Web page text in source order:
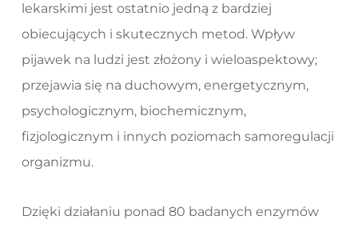
lekarskimi jest ostatnio jedną z bardziej
obiecujących i skutecznych metod. Wpływ
pijawek na ludzi jest złożony i wieloaspektowy;
przejawia się na duchowym, energetycznym,
psychologicznym, biochemicznym,
fizjologicznym i innych poziomach samoregulacji
organizmu.
Dzięki działaniu ponad 80 badanych enzymów